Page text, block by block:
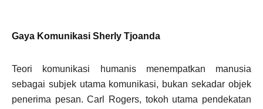
Gaya Komunikasi Sherly Tjoanda
Teori komunikasi humanis menempatkan manusia
sebagai subjek utama komunikasi, bukan sekadar objek
penerima pesan. Carl Rogers, tokoh utama pendekatan